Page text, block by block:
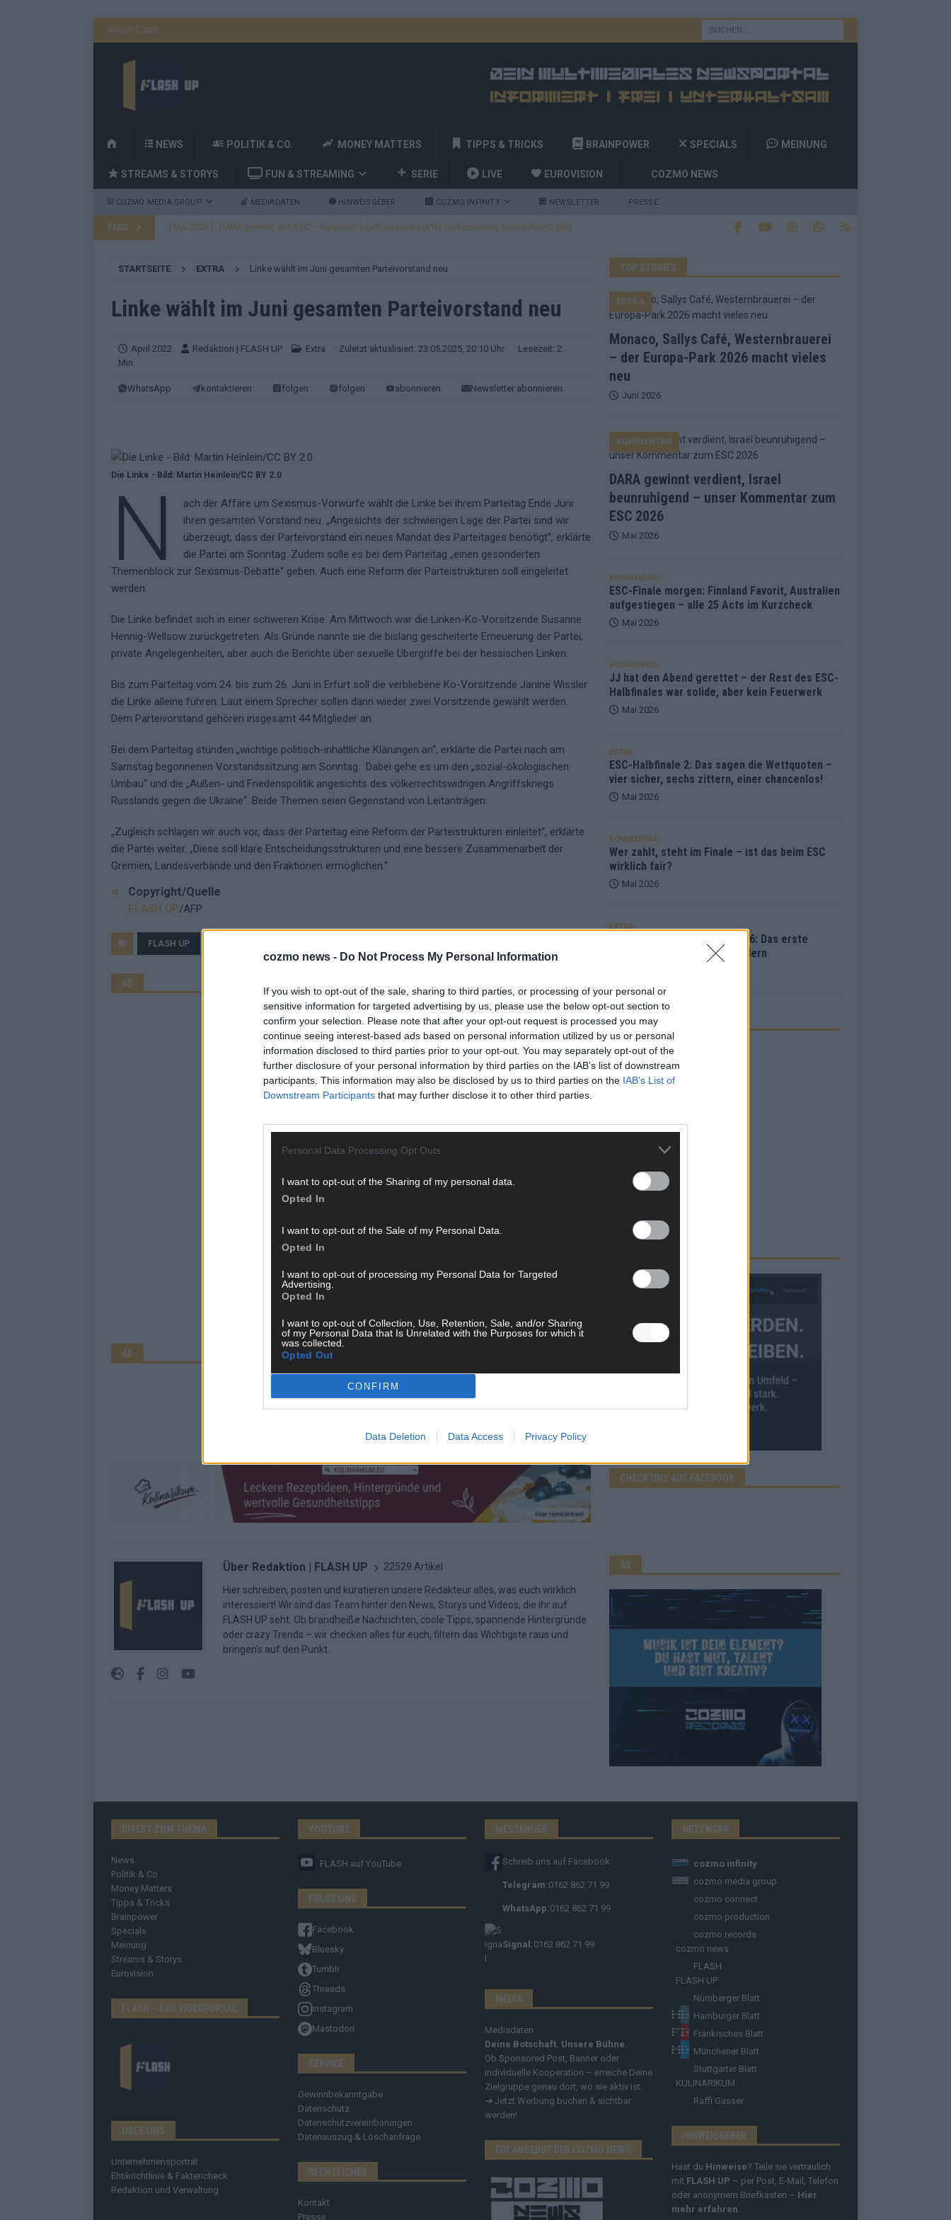
cozmo news - Do Not Process My Personal Information
If you wish to opt-out of the sale, sharing to third parties, or processing of your personal or
sensitive information for targeted advertising by us, please use the below opt-out section to
confirm your selection. Please note that after your opt-out request is processed you may
continue seeing interest-based ads based on personal information utilized by us or personal
information disclosed to third parties prior to your opt-out. You may separately opt-out of the
further disclosure of your personal information by third parties on the IAB’s list of downstream
participants. This information may also be disclosed by us to third parties on the IAB’s List of
Downstream Participants that may further disclose it to other third parties.
Personal Data Processing Opt Outs
I want to opt-out of the Sharing of my personal data.
Opted In
I want to opt-out of the Sale of my Personal Data.
Opted In
I want to opt-out of processing my Personal Data for Targeted
Advertising.
Opted In
I want to opt-out of Collection, Use, Retention, Sale, and/or Sharing
of my Personal Data that Is Unrelated with the Purposes for which it
was collected.
Opted Out
CONFIRM
Data Deletion Data Access Privacy Policy
AUGUST 2026
H
M
E
NEWS POLITIK & CO. MONEY MATTERS TIPPS & TRICKS BRAINPOWER SPECIALS MEINUNG
STREAMS & STORYS FUN & STREAMING SERIE LIVE EUROVISION COZMO NEWS
COZMO MEDIA GROUP MEDIADATEN HINWEISGEBER COZMO INFINITY NEWSLETTER PRESSE
FEED [ Mai 2026 ] DARA gewinnt den ESC – Bulgarien jubelt, Israel sorgt für Diskussionen, Deutschland geht
[ Mai 2026 ] JJ, Lordi, Verka Serduchka und Billy Joel – das ESC-Finale wird eine Party
[ Mai 2026 ] ESC-Finale heute Abend – Startreihenfolge steht, Deutschland singt als Zweites!
[ Mai 2026 ] ESC-Finale morgen: Finnland Favorit, Australien aufgestiegen – alle 25 Acts im Kurzcheck
[ Mai 2026 ] „Douze Points“ – wie eine Zahl zur Ikone wurde: 70 Jahre ESC-Wertungsgeschichte!
[ Mai 2026 ] ESC-Halbfinale 2: Das sagen die Wettquoten – vier sicher, sechs zittern, einer chancenlos!
EXTRA
STARTSEITE EXTRA Linke wählt im Juni gesamten Parteivorstand neu
Linke wählt im Juni gesamten Parteivorstand neu
April 2022 Redaktion | FLASH UP Extra · Zuletzt aktualisiert: 23.05.2025, 20:10 Uhr
· Lesezeit: 2
Min.
WhatsApp kontaktieren folgen folgen abonnieren Newsletter abonnieren
Die Linke - Bild: Martin Heinlein/CC BY 2.0
N
ach der Affäre um Sexismus-Vorwürfe wählt die Linke bei ihrem Parteitag Ende Juni
ihren gesamten Vorstand neu. „Angesichts der schwierigen Lage der Partei sind wir
überzeugt, dass der Parteivorstand ein neues Mandat des Parteitages benötigt“, erklärte
die Partei am Sonntag. Zudem solle es bei dem Parteitag „einen gesonderten
Themenblock zur Sexismus-Debatte“ geben. Auch eine Reform der Parteistrukturen soll eingeleitet
werden.
Die Linke befindet sich in einer schweren Krise. Am Mittwoch war die Linken-Ko-Vorsitzende Susanne
Hennig-Wellsow zurückgetreten. Als Gründe nannte sie die bislang gescheiterte Erneuerung der Partei,
private Angelegenheiten, aber auch die Berichte über sexuelle Übergriffe bei der hessischen Linken.
Bis zum Parteitag vom 24. bis zum 26. Juni in Erfurt soll die verbliebene Ko-Vorsitzende Janine Wissler
die Linke alleine führen. Laut einem Sprecher sollen dann wieder zwei Vorsitzende gewählt werden.
Dem Parteivorstand gehören insgesamt 44 Mitglieder an.
Bei dem Parteitag stünden „wichtige politisch-inhaltliche Klärungen an“, erklärte die Partei nach am
Samstag begonnenen Vorstandssitzung am Sonntag. Dabei gehe es um den „sozial-ökologischen
Umbau“ und die „Außen- und Friedenspolitik angesichts des völkerrechtswidrigen Angriffskriegs
Russlands gegen die Ukraine“. Beide Themen seien Gegenstand von Leitanträgen.
„Zugleich schlagen wir auch vor, dass der Parteitag eine Reform der Parteistrukturen einleitet“, erklärte
die Partei weiter. „Diese soll klare Entscheidungsstrukturen und eine bessere Zusammenarbeit der
Gremien, Landesverbände und den Fraktionen ermöglichen.“
Copyright/Quelle
FLASH UP/AFP
FLASH UP
AD
AD
Über Redaktion | FLASH UP 22529 Artikel
Hier schreiben, posten und kuratieren unsere Redakteur alles, was euch wirklich
interessiert! Wir sind das Team hinter den News, Storys und Videos, die ihr auf
FLASH UP seht. Ob brandheiße Nachrichten, coole Tipps, spannende Hintergründe
oder crazy Trends – wir checken alles für euch, filtern das Wichtigste raus und
bringen’s auf den Punkt.
TOP STORIES
Monaco, Sallys Café, Westernbrauerei
– der Europa-Park 2026 macht vieles
neu
EXTRA
Juni 2026
DARA gewinnt verdient, Israel
beunruhigend – unser Kommentar zum
ESC 2026
KOMMENTAR
Mai 2026
KOMMENTAR
ESC-Finale morgen: Finnland Favorit, Australien
aufgestiegen – alle 25 Acts im Kurzcheck
Mai 2026
KOMMENTAR
JJ hat den Abend gerettet – der Rest des ESC-
Halbfinales war solide, aber kein Feuerwerk
Mai 2026
EXTRA
ESC-Halbfinale 2: Das sagen die Wettquoten –
vier sicher, sechs zittern, einer chancenlos!
Mai 2026
KOMMENTAR
Wer zahlt, steht im Finale – ist das beim ESC
wirklich fair?
Mai 2026
EXTRA
Eurovision Song Contest 2026: Das erste
Halbfinale – der Abend in Bildern
AD
CHECK UNS AUF FACEBOOK
AD
DIREKT ZUM THEMA
News
Politik & Co
Money Matters
Tipps & Tricks
Brainpower
Specials
Meinung
Streams & Storys
Eurovision
FLASH – DAS VIDEOPORTAL
ÜBER UNS
Unternehmensporträt
Ehtikrichtlinie & Faktencheck
Redaktion und Verwaltung
YOUTUBE
FLASH auf YouTube
FOLGE UNS
Facebook
Bluesky
Tumblr
Threads
Instagram
Mastodon
SERVICE
Gewinnbekanntgabe
Datenschutz
Datenschutzvereinbarungen
Datenauszug & Löschanfrage
RECHTLICHES
Kontakt
Presse
MESSENGER
Schreib uns auf Facebook
Telegram:0162 862 71 99
WhatsApp:0162 862 71 99
Signal:0162 862 71 99
MEDIA
Mediadaten
Deine Botschaft. Unsere Bühne.
Ob Sponsored Post, Banner oder
individuelle Kooperation – erreiche Deine
Zielgruppe genau dort, wo sie aktiv ist.
➔ Jetzt Werbung buchen & sichtbar
werden!
EIN ANGEBOT DER COZMO NEWS
NETZWERK
cozmo infinity
cozmo media group
cozmo connect
cozmo production
cozmo records
cozmo news
FLASH
FLASH UP
Nürnberger Blatt
Hamburger Blatt
Fränkisches Blatt
Münchener Blatt
Stuttgarter Blatt
KULINARIKUM.
Raffi Gasser
HINWEISGEBER
Hast du Hinweise? Teile sie vertraulich
mit FLASH UP – per Post, E-Mail, Telefon
oder anonymem Briefkasten – Hier
mehr erfahren